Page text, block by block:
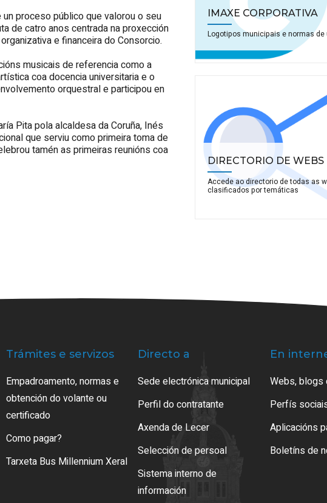
proceso público que valorou o seu
de catro anos centrada na proxección
e financeira do Consorcio.
musicais de referencia como a
coa docencia universitaria e o
orquestral e participou en
Pita pola alcaldesa da Coruña, Inés
que serviu como primeira toma de
tamén as primeiras reunións coa
IMAXE CORPORATIVA
Logotipos municipais e normas de
DIRECTORIO DE WEBS
Accede ao directorio de todas as
clasificados por temáticas
Trámites e servizos
Empadroamento, normas e
obtención do volante ou
certificado
Como pagar?
Tarxeta Bus Millennium Xeral
Directo a
Sede electrónica municipal
Perfil do contratante
Axenda de Lecer
Selección de persoal
Sistema interno de
información
En
Webs, blogs
Perfís
Aplicacións
Boletíns de